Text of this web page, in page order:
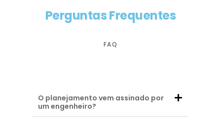
Perguntas Frequentes
FAQ
O planejamento vem assinado por
um engenheiro?